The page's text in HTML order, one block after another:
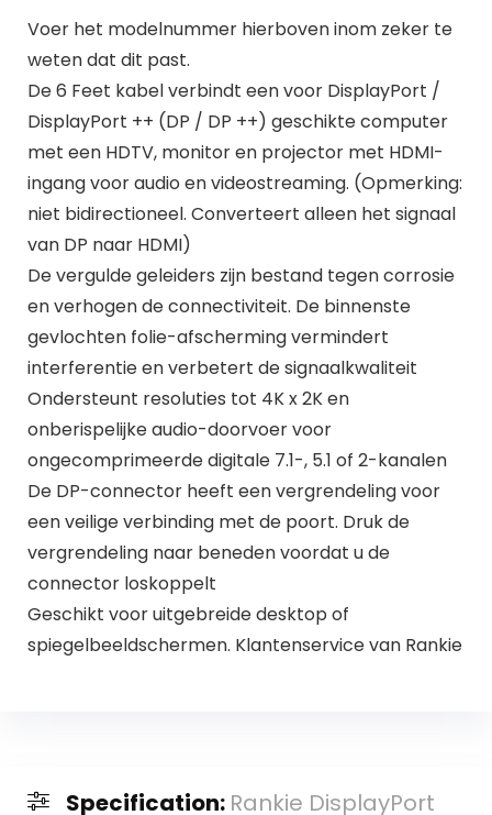
Voer het modelnummer hierboven inom zeker te
weten dat dit past.
De 6 Feet kabel verbindt een voor DisplayPort /
DisplayPort ++ (DP / DP ++) geschikte computer
met een HDTV, monitor en projector met HDMI-
ingang voor audio en videostreaming. (Opmerking:
niet bidirectioneel. Converteert alleen het signaal
van DP naar HDMI)
De vergulde geleiders zijn bestand tegen corrosie
en verhogen de connectiviteit. De binnenste
gevlochten folie-afscherming vermindert
interferentie en verbetert de signaalkwaliteit
Ondersteunt resoluties tot 4K x 2K en
onberispelijke audio-doorvoer voor
ongecomprimeerde digitale 7.1-, 5.1 of 2-kanalen
De DP-connector heeft een vergrendeling voor
een veilige verbinding met de poort. Druk de
vergrendeling naar beneden voordat u de
connector loskoppelt
Geschikt voor uitgebreide desktop of
spiegelbeeldschermen. Klantenservice van Rankie
Specification: Rankie DisplayPort